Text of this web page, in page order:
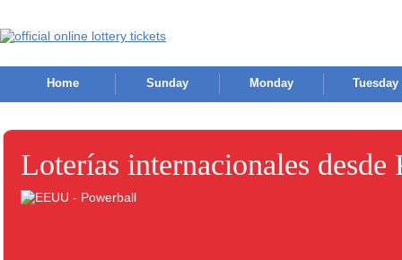
Home Sunday Monday Tuesday
Loterías internacionales desde